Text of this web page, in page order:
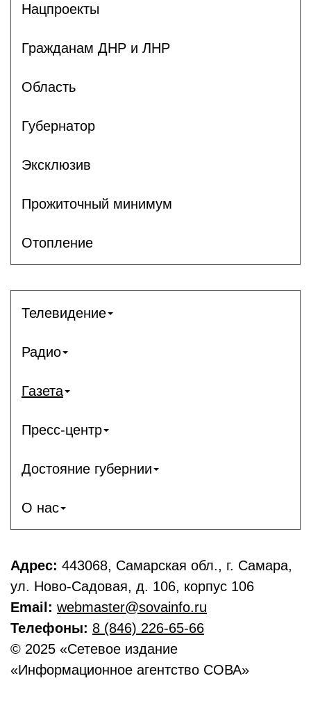
Нацпроекты
Гражданам ДНР и ЛНР
Область
Губернатор
Эксклюзив
Прожиточный минимум
Отопление
Телевидение
Радио
Газета
Пресс-центр
Достояние губернии
О нас
Адрес: 443068, Самарская обл., г. Самара,
ул. Ново-Садовая, д. 106, корпус 106
Email: webmaster@sovainfo.ru
Телефоны: 8 (846) 226-65-66
© 2025 «Сетевое издание
«Информационное агентство СОВА»